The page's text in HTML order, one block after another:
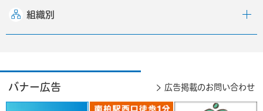
組織別
バナー広告 広告掲載のお問い合わせ